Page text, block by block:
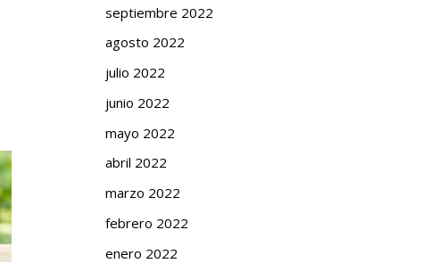
septiembre 2022
agosto 2022
julio 2022
junio 2022
mayo 2022
abril 2022
marzo 2022
febrero 2022
enero 2022